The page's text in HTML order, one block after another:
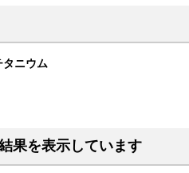
ニウム
果を表示しています